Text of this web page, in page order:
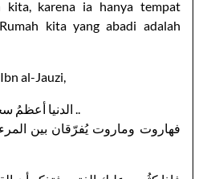
kita, karena ia hanya tempat
kita yang abadi adalah
al-Jauzi,
‏الدنيا أعظمُ سحراً من هاروت وماروت ..
فهاروت وماروت يُفرّقان بين المرء